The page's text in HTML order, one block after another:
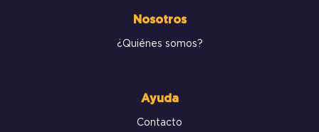
Nosotros
¿Quiénes somos?
Ayuda
Contacto